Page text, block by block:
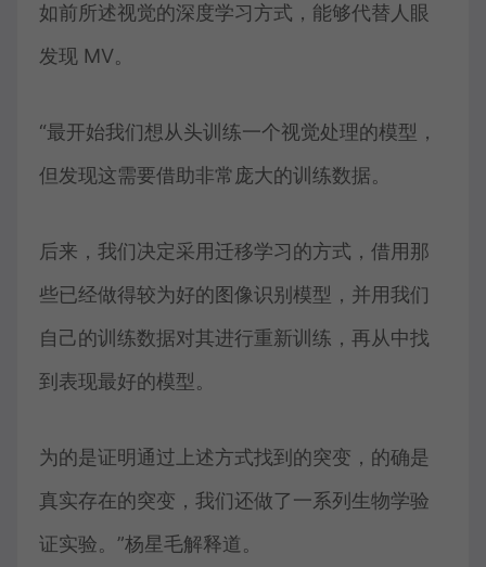
如前所述视觉的深度学习方式，能够代替人眼
发现 MV。
“最开始我们想从头训练一个视觉处理的模型，
但发现这需要借助非常庞大的训练数据。
后来，我们决定采用迁移学习的方式，借用那
些已经做得较为好的图像识别模型，并用我们
自己的训练数据对其进行重新训练，再从中找
到表现最好的模型。
为的是证明通过上述方式找到的突变，的确是
真实存在的突变，我们还做了一系列生物学验
证实验。”杨星毛解释道。